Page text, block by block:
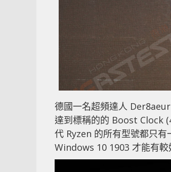
德國一名超頻達人
達到標稱的的 Boost Clock
代 Ryzen 的所有型號都只
Windows 10 1903 才能有較